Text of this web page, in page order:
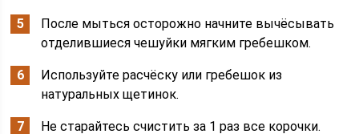
После мыться осторожно начните вычёсывать
отделившиеся чешуйки мягким гребешком.
Используйте расчёску или гребешок из
натуральных щетинок.
Не старайтесь счистить за 1 раз все корочки.